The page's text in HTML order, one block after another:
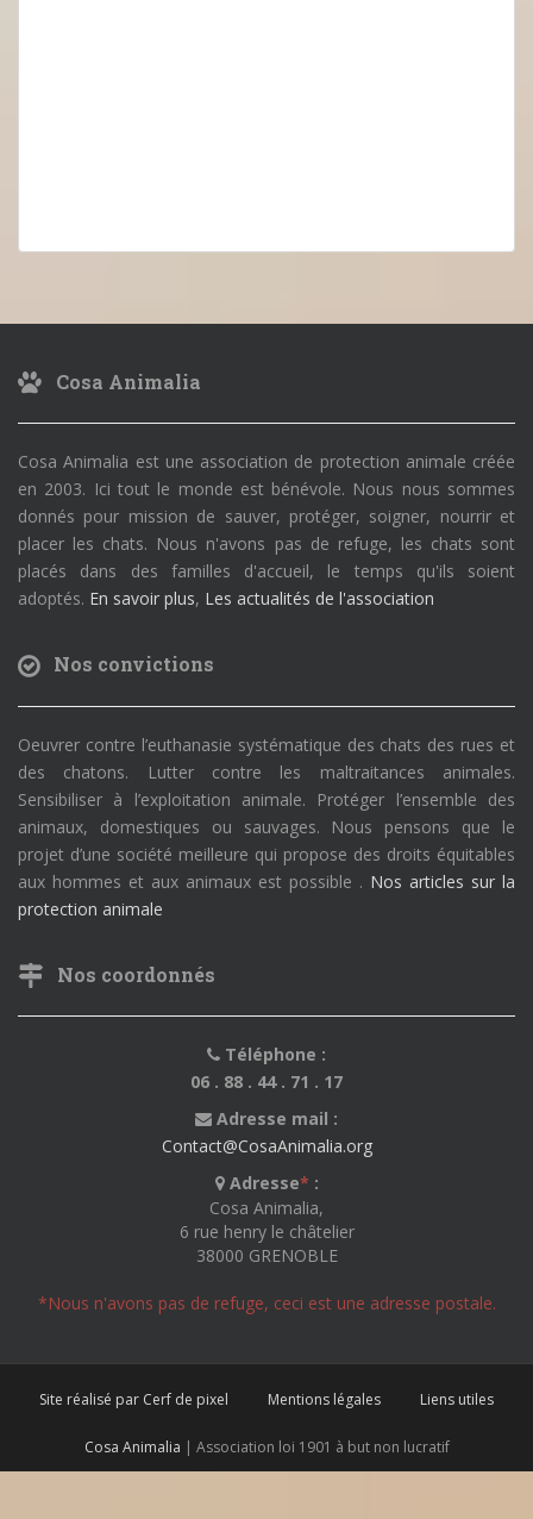
Cosa Animalia
Cosa Animalia est une association de protection animale créée
en 2003. Ici tout le monde est bénévole. Nous nous sommes
donnés pour mission de sauver, protéger, soigner, nourrir et
placer les chats. Nous n'avons pas de refuge, les chats sont
placés dans des familles d'accueil, le temps qu'ils soient
adoptés. En savoir plus, Les actualités de l'association
Nos convictions
Oeuvrer contre l’euthanasie systématique des chats des rues et
des chatons. Lutter contre les maltraitances animales.
Sensibiliser à l’exploitation animale. Protéger l’ensemble des
animaux, domestiques ou sauvages. Nous pensons que le
projet d’une société meilleure qui propose des droits équitables
aux hommes et aux animaux est possible . Nos articles sur la
protection animale
Nos coordonnés
Téléphone :
06 . 88 . 44 . 71 . 17
Adresse mail :
Contact@CosaAnimalia.org
Adresse* :
Cosa Animalia,
6 rue henry le châtelier
38000 GRENOBLE
*Nous n'avons pas de refuge, ceci est une adresse postale.
Site réalisé par Cerf de pixel Mentions légales Liens utiles
Cosa Animalia | Association loi 1901 à but non lucratif